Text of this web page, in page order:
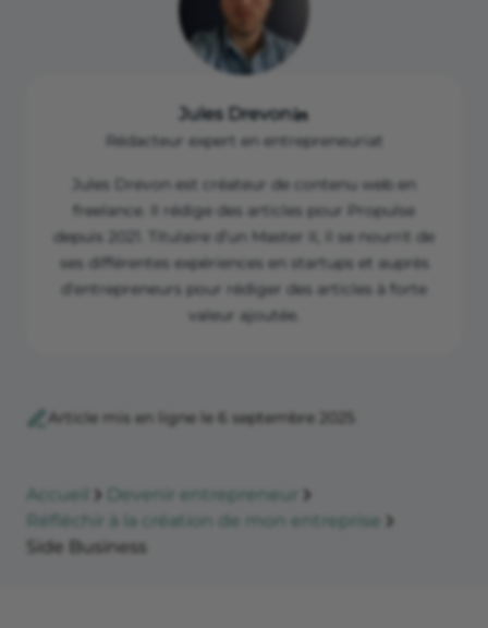
Jules Drevon
Rédacteur expert en entrepreneuriat
Jules Drevon est créateur de contenu web en
freelance. Il rédige des articles pour Propulse
depuis 2021. Titulaire d’un Master II, il se nourrit de
ses différentes expériences en startups et auprès
d’entrepreneurs pour rédiger des articles à forte
valeur ajoutée.
Article mis en ligne le 6 septembre 2025
Accueil
Devenir entrepreneur
Réfléchir à la création de mon entreprise
Side Business